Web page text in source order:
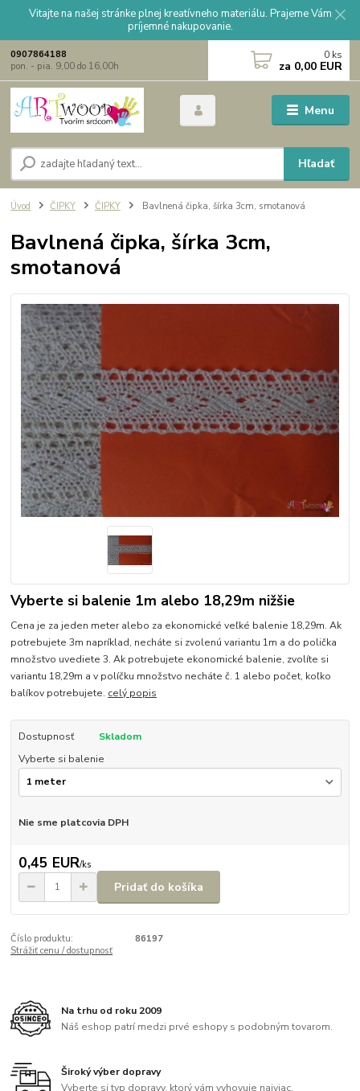
Vitajte na našej stránke plnej kreatívneho materiálu. Prajeme Vám
príjemné nakupovanie.
Menu
Hľadať
0907864188
pon. - pia. 9,00 do 16,00h
0 ks
za 0,00 EUR
Úvod ČIPKY ČIPKY Bavlnená čipka, šírka 3cm, smotanová
Bavlnená čipka, šírka 3cm,
smotanová
Vyberte si balenie 1m alebo 18,29m nižšie
Cena je za jeden meter alebo za ekonomické veľké balenie 18,29m. Ak
potrebujete 3m napríklad, necháte si zvolenú variantu 1m a do polička
množstvo uvediete 3. Ak potrebujete ekonomické balenie, zvolíte si
variantu 18,29m a v políčku množstvo necháte č. 1 alebo počet, koľko
balíkov potrebujete. celý popis
Dostupnosť
Skladom
Vyberte si balenie
Nie sme platcovia DPH
0,45 EUR/ks
Pridať do košíka
Číslo produktu:
86197
Strážiť cenu / dostupnosť
Na trhu od roku 2009
Náš eshop patrí medzi prvé eshopy s podobným tovarom.
Široký výber dopravy
Vyberte si typ dopravy, ktorý vám vyhovuje najviac.